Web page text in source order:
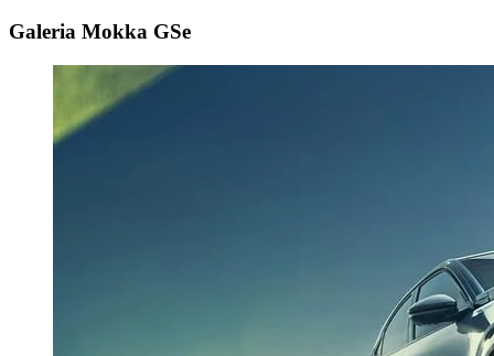
Galeria Mokka GSe